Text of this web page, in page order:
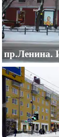
пр.Ленина.